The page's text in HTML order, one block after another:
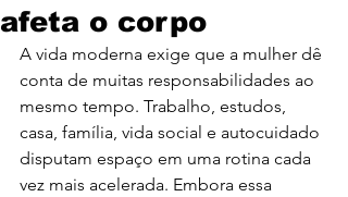
afeta o corpo
A vida moderna exige que a mulher dê
conta de muitas responsabilidades ao
mesmo tempo. Trabalho, estudos,
casa, família, vida social e autocuidado
disputam espaço em uma rotina cada
vez mais acelerada. Embora essa